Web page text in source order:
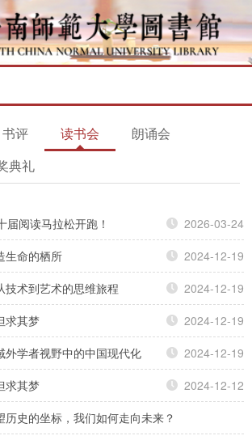
书评 读书会
朗诵会
典礼
届阅读马拉松开跑！
2026-03-24
生命的栖所
2024-12-19
技术到艺术的思维旅程
2024-12-19
求其梦
2024-12-19
外学者视野中的中国现代化
2024-12-19
求其梦
2024-12-12
历史的坐标，我们如何走向未来？